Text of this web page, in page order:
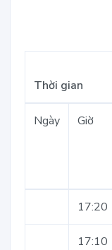
Thời gian
Ngày Giờ
17:20
17:10